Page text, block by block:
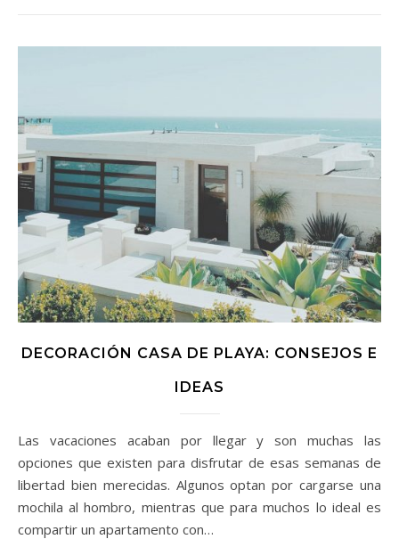
DECORACIÓN CASA DE PLAYA: CONSEJOS E
IDEAS
Las vacaciones acaban por llegar y son muchas las
opciones que existen para disfrutar de esas semanas de
libertad bien merecidas. Algunos optan por cargarse una
mochila al hombro, mientras que para muchos lo ideal es
compartir un apartamento con…